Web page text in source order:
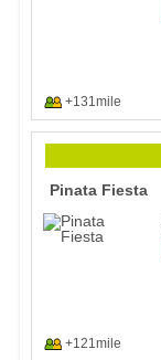
+131mile
Pinata Fiesta
+121mile